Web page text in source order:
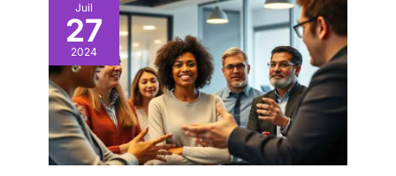
Juil
27
2024